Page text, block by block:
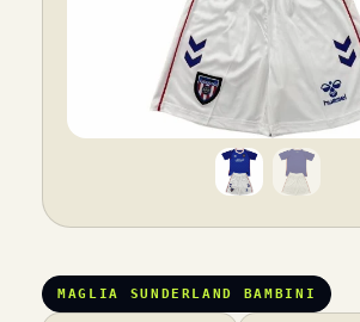
MAGLIA SUNDERLAND BAMBINI